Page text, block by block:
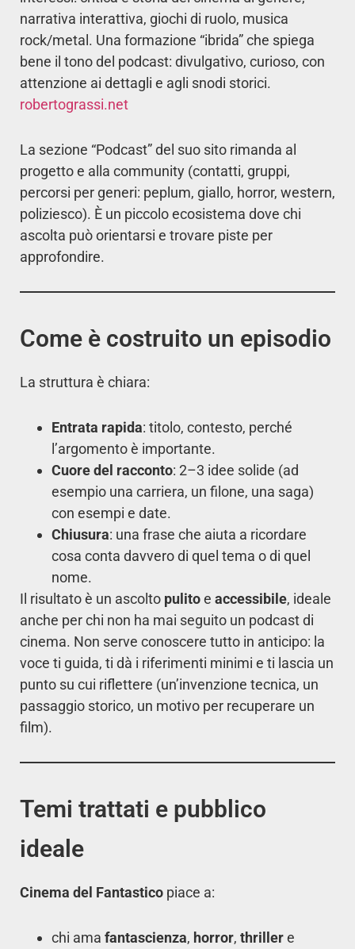
narrativa interattiva, giochi di ruolo, musica
rock/metal. Una formazione “ibrida” che spiega
bene il tono del podcast: divulgativo, curioso, con
attenzione ai dettagli e agli snodi storici.
robertograssi.net
La sezione “Podcast” del suo sito rimanda al
progetto e alla community (contatti, gruppi,
percorsi per generi: peplum, giallo, horror, western,
poliziesco). È un piccolo ecosistema dove chi
ascolta può orientarsi e trovare piste per
approfondire.
Come è costruito un episodio
La struttura è chiara:
Entrata rapida: titolo, contesto, perché
l’argomento è importante.
Cuore del racconto: 2–3 idee solide (ad
esempio una carriera, un filone, una saga)
con esempi e date.
Chiusura: una frase che aiuta a ricordare
cosa conta davvero di quel tema o di quel
nome.
Il risultato è un ascolto pulitoe accessibile, ideale
anche per chi non ha mai seguito un podcast di
cinema. Non serve conoscere tutto in anticipo: la
voce ti guida, ti dà i riferimenti minimi e ti lascia un
punto su cui riflettere (un’invenzione tecnica, un
passaggio storico, un motivo per recuperare un
film).
Temi trattati e pubblico
ideale
Cinema del Fantastico piace a:
chi ama fantascienza, horror, thrillere